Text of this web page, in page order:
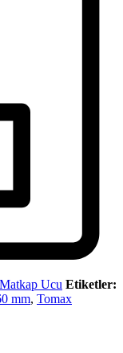
Ucu Etiketler:
mm, Tomax